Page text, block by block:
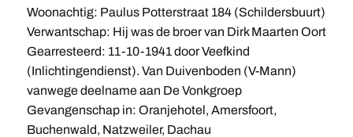
Woonachtig: Paulus Potterstraat 184 (Schildersbuurt)
Verwantschap: Hij was de broer van Dirk Maarten Oort
Gearresteerd: 11-10-1941 door Veefkind
(Inlichtingendienst). Van Duivenboden (V-Mann)
vanwege deelname aan De Vonkgroep
Gevangenschap in: Oranjehotel, Amersfoort,
Buchenwald, Natzweiler, Dachau